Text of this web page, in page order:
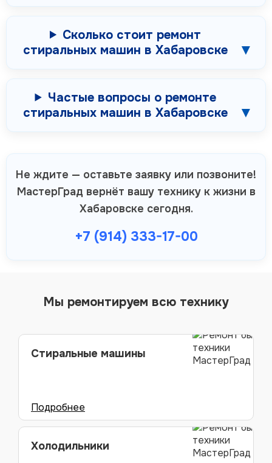
Сколько стоит ремонт
стиральных машин в Хабаровске
Частые вопросы о ремонте
стиральных машин в Хабаровске
Не ждите — оставьте заявку или позвоните!
МастерГрад вернёт вашу технику к жизни в
Хабаровске сегодня.
+7 (914) 333-17-00
Мы ремонтируем всю технику
Стиральные машины
Холодильники